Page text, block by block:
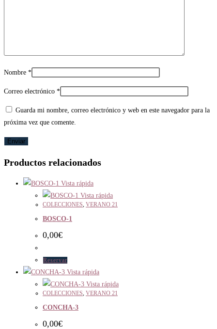
Nombre *
Correo electrónico *
Guarda mi nombre, correo electrónico y web en este navegador para la
próxima vez que comente.
Productos relacionados
Vista rápida
Vista rápida
COLECCIONES VERANO 21
BOSCO-1
0,00€
Reservar
Vista rápida
Vista rápida
COLECCIONES VERANO 21
CONCHA-3
0,00€